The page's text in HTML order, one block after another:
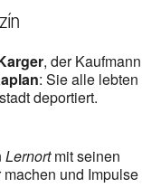
, der Kaufmann
: Sie alle lebten
deportiert.
Lernortmit seinen
und Impulse